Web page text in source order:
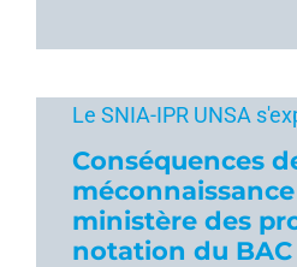
Le SNIA-IPR UNSA
Conséquences
ministère des
notation du BAC